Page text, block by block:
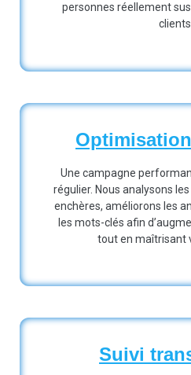
personnes réellement
Une campagne
régulier. Nous analysons
enchères, améliorons les
les mots-clés afin
tout en maîtrisant
Suivi